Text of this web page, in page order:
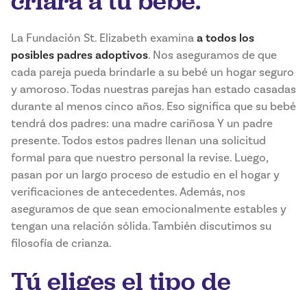
La Fundación St. Elizabeth examinaa todos los
posibles padres adoptivos. Nos aseguramos de que
cada pareja pueda brindarle a su bebé un hogar seguro
y amoroso. Todas nuestras parejas han estado casadas
durante al menos cinco años. Eso significa que su bebé
tendrá dos padres: una madre cariñosa Y un padre
presente. Todos estos padres llenan una solicitud
formal para que nuestro personal la revise. Luego,
pasan por un largo proceso de estudio en el hogar y
verificaciones de antecedentes. Además, nos
aseguramos de que sean emocionalmente estables y
tengan una relación sólida. También discutimos su
filosofía de crianza.
Tú eliges el tipo de